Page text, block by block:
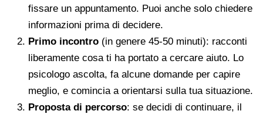
fissare un appuntamento. Puoi anche solo chiedere
informazioni prima di decidere.
Primo incontro (in genere 45-50 minuti): racconti
liberamente cosa ti ha portato a cercare aiuto. Lo
psicologo ascolta, fa alcune domande per capire
meglio, e comincia a orientarsi sulla tua situazione.
Proposta di percorso: se decidi di continuare, il